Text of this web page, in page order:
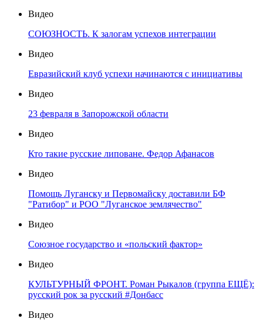
Видео
СОЮЗНОСТЬ. К залогам успехов интеграции
Видео
Евразийский клуб успехи начинаются с инициативы
Видео
23 февраля в Запорожской области
Видео
Кто такие русские липоване. Федор Афанасов
Видео
Помощь Луганску и Первомайску доставили БФ
"Ратибор" и РОО "Луганское землячество"
Видео
Союзное государство и «польский фактор»
Видео
КУЛЬТУРНЫЙ ФРОНТ. Роман Рыкалов (группа ЕЩЁ):
русский рок за русский #Донбасс
Видео